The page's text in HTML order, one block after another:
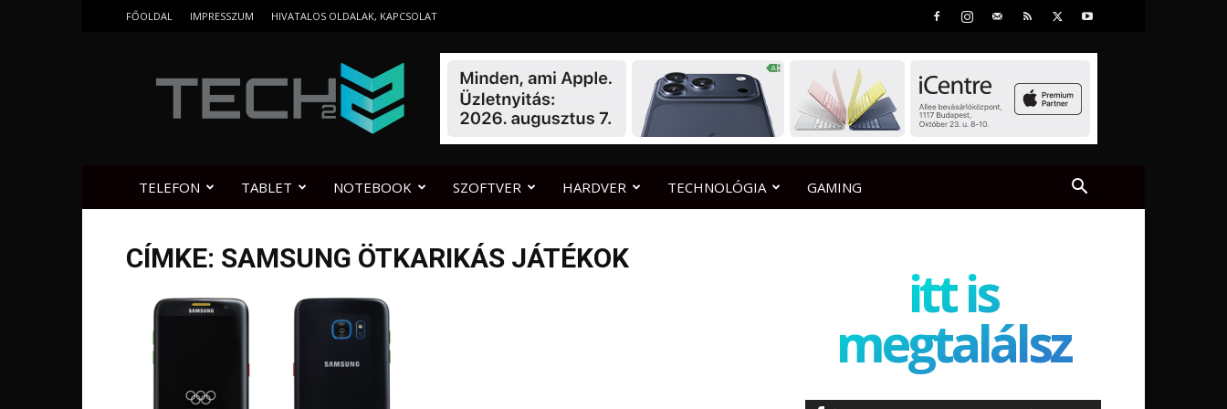
FŐOLDAL IMPRESSZUM HIVATALOS OLDALAK, KAPCSOLAT
TELEFON TABLET NOTEBOOK SZOFTVER HARDVER TECHNOLÓGIA GAMING
CÍMKE: SAMSUNG ÖTKARIKÁS JÁTÉKOK
itt is
megtalálsz